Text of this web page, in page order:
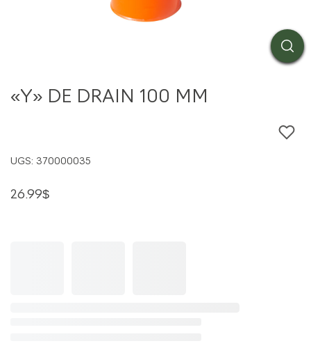
«Y»
100
«Y» DE DRAIN 100 MM
UGS: 370000035
26.99$